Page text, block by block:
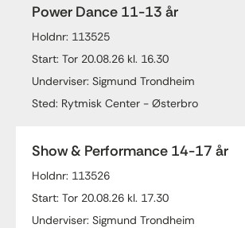
Power Dance 11-13 år
Holdnr: 113525
Start: Tor 20.08.26 kl. 16.30
Underviser: Sigmund Trondheim
Sted: Rytmisk Center - Østerbro
Show & Performance 14-17 år
Holdnr: 113526
Start: Tor 20.08.26 kl. 17.30
Underviser: Sigmund Trondheim